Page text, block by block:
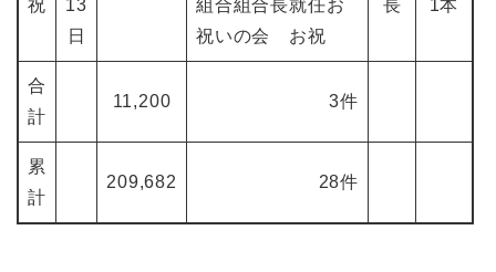
祝
13
日
組合組合長就任お
祝いの会 お祝
長
1本
合
計
11,200 3件
累
計
209,682 28件